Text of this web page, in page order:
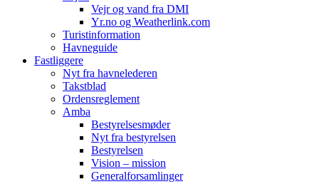
Vejr og vand fra DMI
Yr.no og Weatherlink.com
Turistinformation
Havneguide
Fastliggere
Nyt fra havnelederen
Takstblad
Ordensreglement
Amba
Bestyrelsesmøder
Nyt fra bestyrelsen
Bestyrelsen
Vision – mission
Generalforsamlinger